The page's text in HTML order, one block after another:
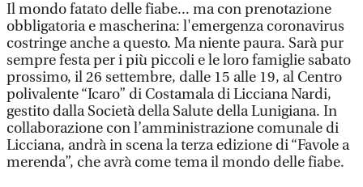
Il mondo fatato delle fiabe... ma con prenotazione
obbligatoria e mascherina: l'emergenza coronavirus
costringe anche a questo. Ma niente paura. Sarà pur
sempre festa per i più piccoli e le loro famiglie sabato
prossimo, il 26 settembre, dalle 15 alle 19, al Centro
polivalente “Icaro” di Costamala di Licciana Nardi,
gestito dalla Società della Salute della Lunigiana. In
collaborazione con l’amministrazione comunale di
Licciana, andrà in scena la terza edizione di “Favole a
merenda”, che avrà come tema il mondo delle fiabe.